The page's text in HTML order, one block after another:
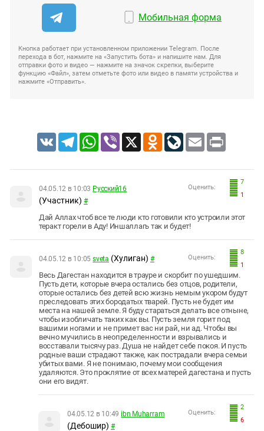
Мобильная форма
Кнопка работает при установленном приложении Telegram. После
перехода в бот, нажмите на «Запустить бота» и напишите нам. Для
отправки фото и видео — нажмите на значок скрепки, выберите
функцию «Файл», затем отметьте фото или видео в памяти устройства и
нажмите «Отправить».
VK TelegramWhatsApp
Viber X Odnoklassniki
LiveJournal
Email Print
7
1
Оценить:
04.05.12 в 10:03 Русский16
(Участник) #
Дай Аллах чтоб все те люди кто готовили кто устроили этот
теракт горели в Аду! Иншаллагь так и будет!
8
1
Оценить:
04.05.12 в 10:05 sveta (Хулиган) #
Весь Дагестан находится в трауре и скорбит по ушедшим.
Пусть дети, которые вчера остались без отцов, родители,
оторые остались без детей всю жизнь немым укором будут
преследовать этих бородатых тварей. Пусть не будет им
места на нашей земле. Я буду стараться делать все отныне,
чтобы изобличать таких как вы. Пусть земля горит под
вашими ногами и не примет вас ни рай, ни ад. Чтобы вы
вечно мучились в неопределенности и взрывались и
восставали тысячу раз. Душа не найдет себе покоя. И пусть
родные ваши страдают также, как пострадали вчера семьи
убитых вами. Я не понимаю, почему мои сообщения
удаляются. Это проклятие от всех матерей дагестана и пусть
они его видят.
2
6
Оценить:
04.05.12 в 10:49 ibn Muharram
(Дебошир) #